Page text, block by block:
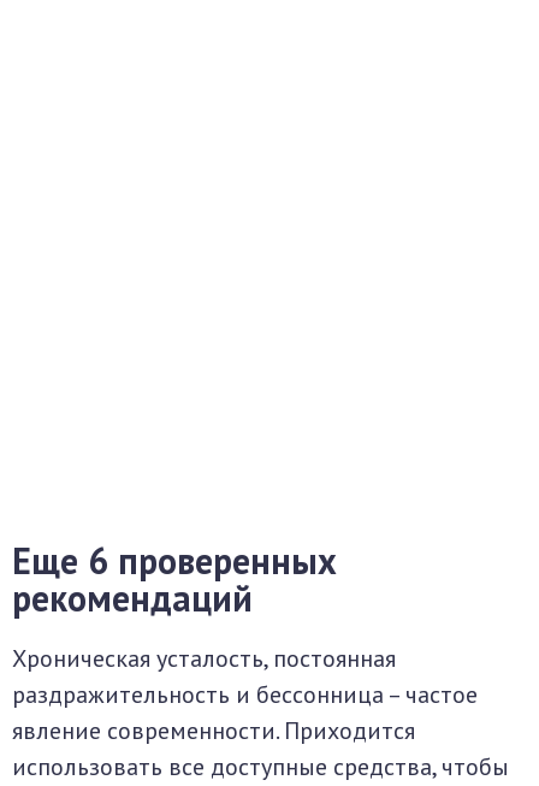
Еще 6 проверенных
рекомендаций
Хроническая усталость, постоянная
раздражительность и бессонница – частое
явление современности. Приходится
использовать все доступные средства, чтобы